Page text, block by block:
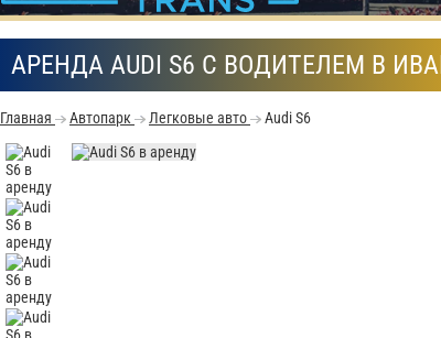
АРЕНДА AUDI S6 С ВОДИТЕЛЕМ В
Главная Автопарк Легковые авто Audi S6